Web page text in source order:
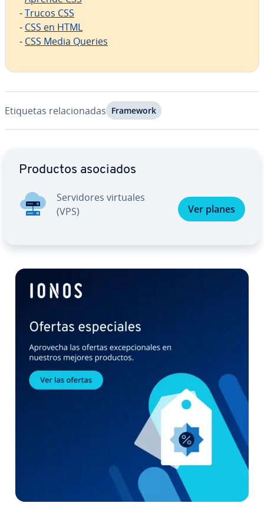
-Trucos CSS
- CSS en HTML
- CSS Media Queries
Etiquetas re­la­cio­na­das Framework
Productos asociados
Se­r­vi­do­res virtuales
(VPS)
Ver planes